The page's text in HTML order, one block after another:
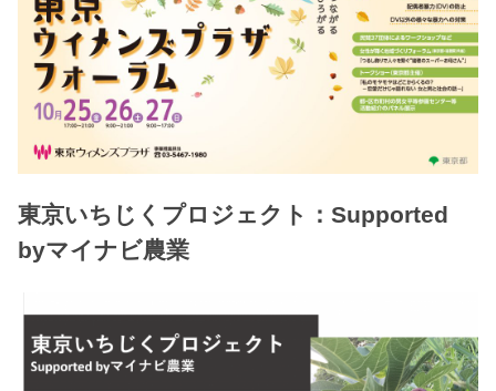
東京いちじくプロジェクト：Supported
byマイナビ農業